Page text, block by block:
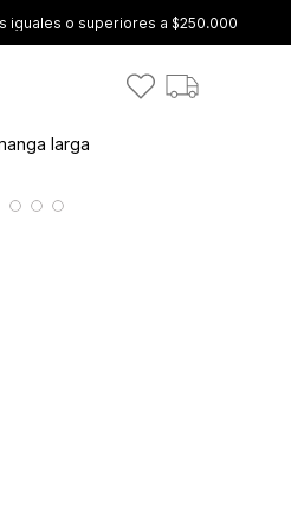
iguales o superiores a $250.000
larga